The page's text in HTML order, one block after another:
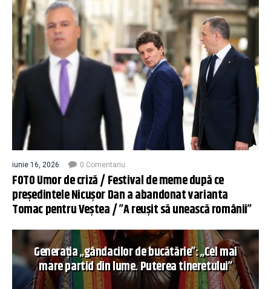
iunie 16, 2026 0 Comentariu
FOTO Umor de criză / Festival de meme după ce
președintele Nicușor Dan a abandonat varianta
Tomac pentru Veștea / ”A reușit să unească românii”
Generația „gândacilor de bucătărie”: „Cel mai
mare partid din lume. Puterea tineretului”